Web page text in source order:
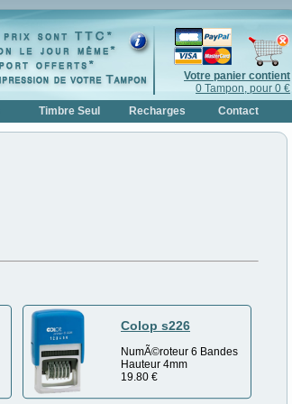
Votre panier contient
0 Tampon, pour 0 €
Timbre Seul Recharges Contact
Colop s226
NumÃ©roteur 6 Bandes
Hauteur 4mm
19.80 €